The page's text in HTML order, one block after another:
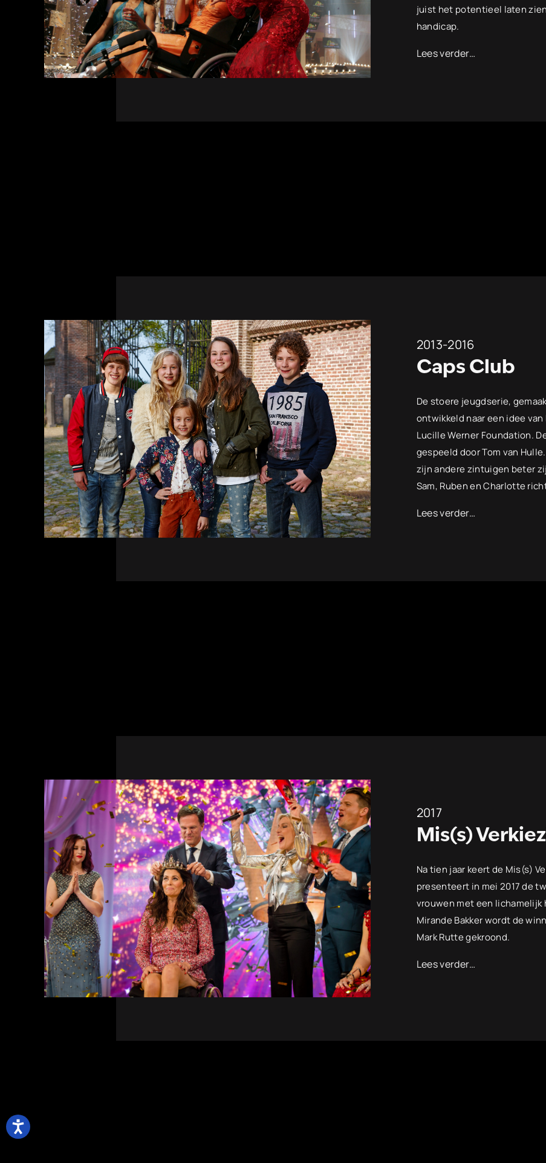
juist het potentieel laten
handicap.
Lees verder…
2013-2016
Caps Club
De stoere jeugdserie,
ontwikkeld naar een idee
Lucille Werner Foundation.
gespeeld door Tom van
zijn andere zintuigen beter
Sam, Ruben en Charlotte
Lees verder…
2017
Mis(s)
Na tien jaar keert de Mis(s)
presenteert in mei 2017 de
vrouwen met een lichamelijk
Mirande Bakker wordt de
Mark Rutte gekroond.
Lees verder…